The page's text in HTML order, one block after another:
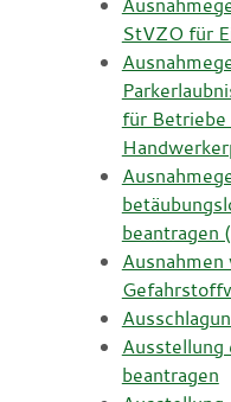
StVZO für
für Betriebe
beantragen
Ausstellung
beantragen